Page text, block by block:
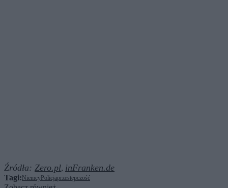
Źródła: Zero.pl, inFranken.de
Tagi: Niemcy Policjaprzestępczość